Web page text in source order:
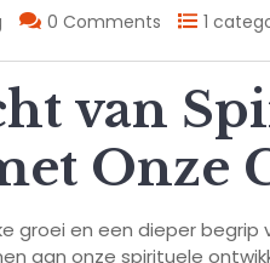
0 Comments 1
van
Onze
groei en een dieper
aan onze spirituele